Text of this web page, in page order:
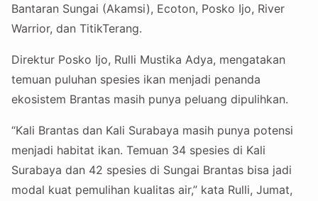
Bantaran Sungai (Akamsi), Ecoton, Posko Ijo, River
Warrior, dan TitikTerang.
Direktur Posko Ijo, Rulli Mustika Adya, mengatakan
temuan puluhan spesies ikan menjadi penanda
ekosistem Brantas masih punya peluang dipulihkan.
“Kali Brantas dan Kali Surabaya masih punya potensi
menjadi habitat ikan. Temuan 34 spesies di Kali
Surabaya dan 42 spesies di Sungai Brantas bisa jadi
modal kuat pemulihan kualitas air,” kata Rulli, Jumat,